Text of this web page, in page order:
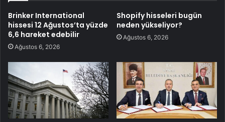
Brinker International
hissesi 12 Ağustos’ta yüzde
6,6 hareket edebilir
Ağustos 6, 2026
Shopify hisseleri bugün
neden yükseliyor?
Ağustos 6, 2026